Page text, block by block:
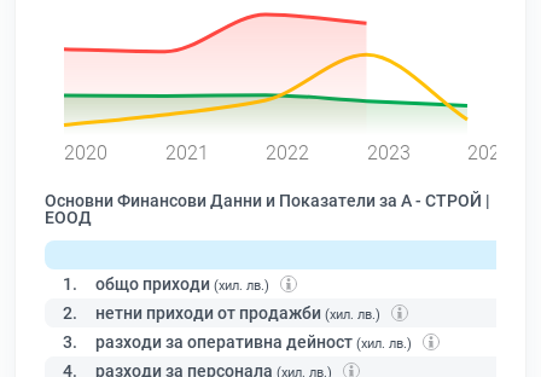
2020 2021 2022 2023 2024
Основни Финансови Данни и Показатели за А - СТРОЙ |
ЕООД
1. общо приходи (хил. лв.)
2. нетни приходи от продажби (хил. лв.)
3. разходи за оперативна дейност (хил. лв.)
4. разходи за персонала (хил. лв.)